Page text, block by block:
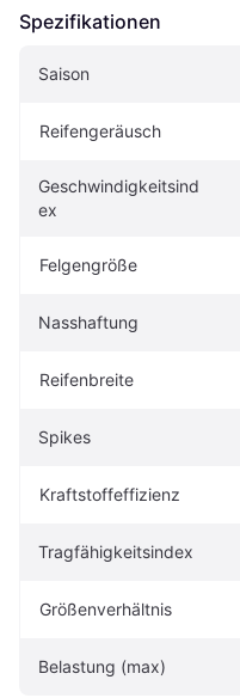
Spezifikationen
Saison
Reifengeräusch
Geschwindigkeitsind
ex
Felgengröße
Nasshaftung
Reifenbreite
Spikes
Kraftstoffeffizienz
Tragfähigkeitsindex
Größenverhältnis
Belastung (max)